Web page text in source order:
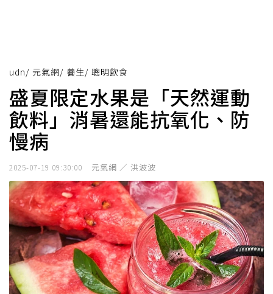
udn/ 元氣網/ 養生/ 聰明飲食
盛夏限定水果是「天然運動
飲料」消暑還能抗氧化、防
慢病
2025-07-19 09:30:00 元氣網 ／ 洪波波